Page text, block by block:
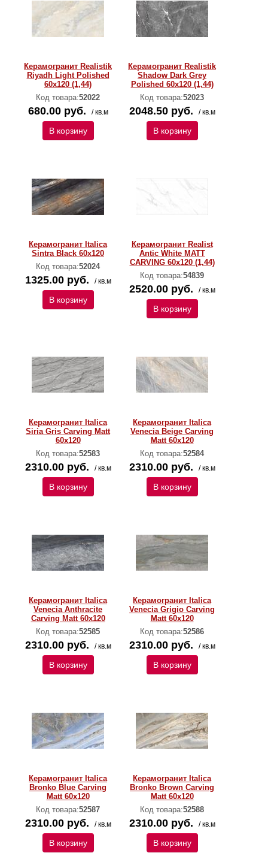
Керамогранит Realistik
Riyadh Light Polished
60x120 (1,44)
Код товара:52022
680.00 руб. / кв.м
В корзину
Керамогранит Realistik
Shadow Dark Grey
Polished 60x120 (1,44)
Код товара:52023
2048.50 руб. / кв.м
В корзину
Керамогранит Italica
Sintra Black 60x120
Код товара:52024
1325.00 руб. / кв.м
В корзину
Керамогранит Realist
Antic White MATT
CARVING 60x120 (1,44)
Код товара:54839
2520.00 руб. / кв.м
В корзину
Керамогранит Italica
Siria Gris Carving Matt
60x120
Код товара:52583
2310.00 руб. / кв.м
В корзину
Керамогранит Italica
Venecia Beige Carving
Matt 60x120
Код товара:52584
2310.00 руб. / кв.м
В корзину
Керамогранит Italica
Venecia Anthracite
Carving Matt 60x120
Код товара:52585
2310.00 руб. / кв.м
В корзину
Керамогранит Italica
Venecia Grigio Carving
Matt 60x120
Код товара:52586
2310.00 руб. / кв.м
В корзину
Керамогранит Italica
Bronko Blue Carving
Matt 60x120
Код товара:52587
2310.00 руб. / кв.м
В корзину
Керамогранит Italica
Bronko Brown Carving
Matt 60x120
Код товара:52588
2310.00 руб. / кв.м
В корзину